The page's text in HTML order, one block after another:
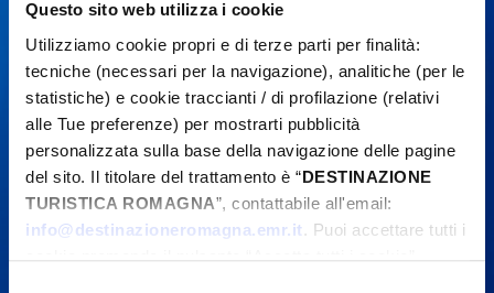
Questo sito web utilizza i cookie
Utilizziamo cookie propri e di terze parti per finalità:
tecniche (necessari per la navigazione), analitiche (per le
statistiche) e cookie traccianti / di profilazione (relativi
alle Tue preferenze) per mostrarti pubblicità
personalizzata sulla base della navigazione delle pagine
del sito. Il titolare del trattamento è “DESTINAZIONE
TURISTICA ROMAGNA”, contattabile all'email:
info@destinazioneromagna.emr.it. Puoi accettare tutti i
cookie premendo il pulsante “Accetta tutti i cookie”,